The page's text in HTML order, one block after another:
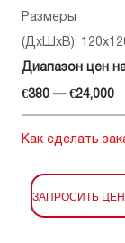
Размеры
(ДхШхВ):
Диапазон цен
€380 — €24,000
Как сделать
ЗАПРОСИТЬ